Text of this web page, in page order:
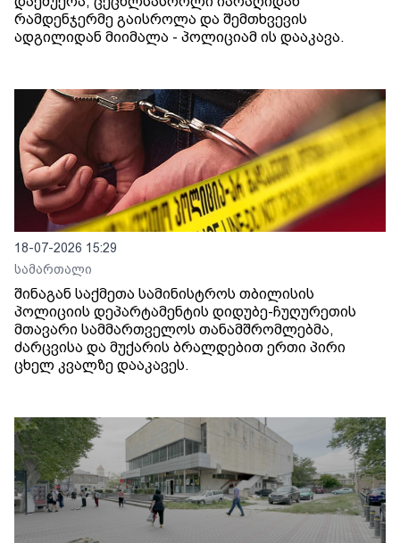
რამდენჯერმე გაისროლა და შემთხვევის
ადგილიდან მიიმალა - პოლიციამ ის დააკავა.
18-07-2026 15:29
სამართალი
შინაგან საქმეთა სამინისტროს თბილისის
პოლიციის დეპარტამენტის დიდუბე-ჩუღურეთის
მთავარი სამმართველოს თანამშრომლებმა,
ძარცვისა და მუქარის ბრალდებით ერთი პირი
ცხელ კვალზე დააკავეს.